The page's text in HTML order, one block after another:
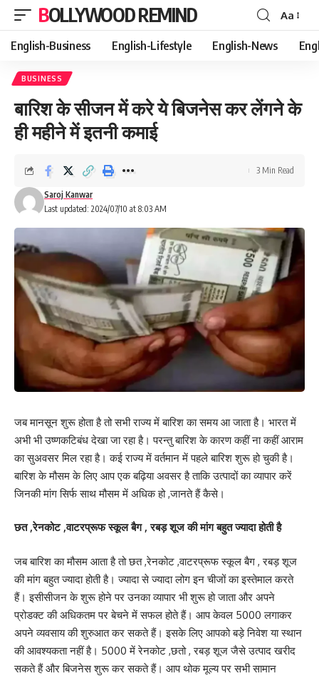
BOLLYWOOD REMIND
Font
Resizer
Aa
English-Business English-Lifestyle English-News
BUSINESS
बारिश के सीजन में करे ये बिजनेस कर लेंगने के
ही महीने में इतनी कमाई
Last updated: 2024/07/10 at 8:03 AM
Saroj Kanwar
3 Min Read
जब मानसून शुरू होता है तो सभी राज्य में बारिश का समय आ जाता है। भारत में
अभी भी उष्णकटिबंध देखा जा रहा है। परन्तु बारिश के कारण कहीं ना कहीं आराम
का सुअवसर मिल रहा है। कई राज्य में वर्तमान में पहले बारिश शुरू हो चुकी है।
बारिश के मौसम के लिए आप एक बढ़िया अवसर है ताकि उत्पादों का व्यापार करें
जिनकी मांग सिर्फ साथ मौसम में अधिक हो ,जानते हैं कैसे।
छत ,रेनकोट ,वाटरप्रूफ स्कूल बैग , रबड़ शूज की मांग बहुत ज्यादा होती है
जब बारिश का मौसम आता है तो छत ,रेनकोट ,वाटरप्रूफ स्कूल बैग , रबड़ शूज
की मांग बहुत ज्यादा होती है। ज्यादा से ज्यादा लोग इन चीजों का इस्तेमाल करते
हैं। इसीसीजन के शुरू होने पर उनका व्यापार भी शुरू हो जाता और अपने
प्रोडक्ट की अधिकतम पर बेचने में सफल होते हैं। आप केवल 5000 लगाकर
अपने व्यवसाय की शुरुआत कर सकते हैं। इसके लिए आपको बड़े निवेश या स्थान
की आवश्यकता नहीं है। 5000 में रेनकोट ,छतो , रबड़ शूज जैसे उत्पाद खरीद
सकते हैं और बिजनेस शुरू कर सकते हैं। आप थोक मूल्य पर सभी सामान